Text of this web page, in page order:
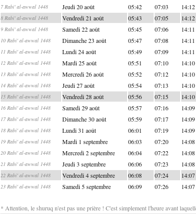
7 Rabi' al-awwal 1448 Jeudi 20 août 05:42 07:03 14:12
8 Rabi' al-awwal 1448 Vendredi 21 août 05:43 07:05 14:12
9 Rabi' al-awwal 1448 Samedi 22 août 05:45 07:06 14:11
10 Rabi' al-awwal 1448 Dimanche 23 août 05:47 07:08 14:11
11 Rabi' al-awwal 1448 Lundi 24 août 05:49 07:09 14:11
12 Rabi' al-awwal 1448 Mardi 25 août 05:51 07:10 14:10
13 Rabi' al-awwal 1448 Mercredi 26 août 05:52 07:12 14:10
14 Rabi' al-awwal 1448 Jeudi 27 août 05:54 07:13 14:10
15 Rabi' al-awwal 1448 Vendredi 28 août 05:56 07:15 14:10
16 Rabi' al-awwal 1448 Samedi 29 août 05:57 07:16 14:09
17 Rabi' al-awwal 1448 Dimanche 30 août 05:59 07:17 14:09
18 Rabi' al-awwal 1448 Lundi 31 août 06:01 07:19 14:09
19 Rabi' al-awwal 1448 Mardi 1 septembre 06:03 07:20 14:08
20 Rabi' al-awwal 1448 Mercredi 2 septembre 06:04 07:22 14:08
21 Rabi' al-awwal 1448 Jeudi 3 septembre 06:06 07:23 14:08
22 Rabi' al-awwal 1448 Vendredi 4 septembre 06:08 07:24 14:07
23 Rabi' al-awwal 1448 Samedi 5 septembre 06:09 07:26 14:07
* Attention, le shuruq n'est pas une prière ! C'est simplement l'heure avant